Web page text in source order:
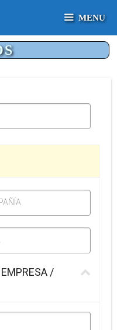
MENU
/